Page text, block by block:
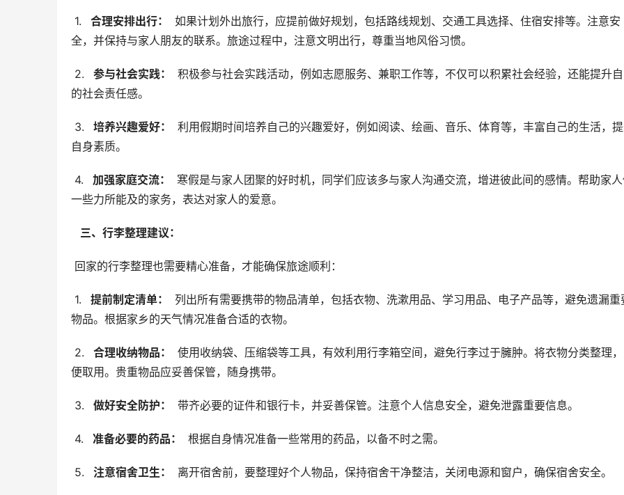
1.
  合理安排出行：
如果计划外出旅行，应提前做好规划，包括路线规划、交通工具选择、住宿安排等。注意安
全，并保持与家人朋友的联系。旅途过程中，注意文明出行，尊重当地风俗习惯。
2.
  参与社会实践：
积极参与社会实践活动，例如志愿服务、兼职工作等，不仅可以积累社会经验，还能提升
的社会责任感。
3.
  培养兴趣爱好：
利用假期时间培养自己的兴趣爱好，例如阅读、绘画、音乐、体育等，丰富自己的生活，
自身素质。
4.
  加强家庭交流：
寒假是与家人团聚的好时机，同学们应该多与家人沟通交流，增进彼此间的感情。帮助家
一些力所能及的家务，表达对家人的爱意。
  三、行李整理建议：
回家的行李整理也需要精心准备，才能确保旅途顺利：
1.
  提前制定清单：
列出所有需要携带的物品清单，包括衣物、洗漱用品、学习用品、电子产品等，避免遗漏重
物品。根据家乡的天气情况准备合适的衣物。
2.
  合理收纳物品：
使用收纳袋、压缩袋等工具，有效利用行李箱空间，避免行李过于臃肿。将衣物分类整理
便取用。贵重物品应妥善保管，随身携带。
3.
  做好安全防护：
带齐必要的证件和银行卡，并妥善保管。注意个人信息安全，避免泄露重要信息。
4.
  准备必要的药品：
根据自身情况准备一些常用的药品，以备不时之需。
5.
  注意宿舍卫生：
离开宿舍前，要整理好个人物品，保持宿舍干净整洁，关闭电源和窗户，确保宿舍安全。